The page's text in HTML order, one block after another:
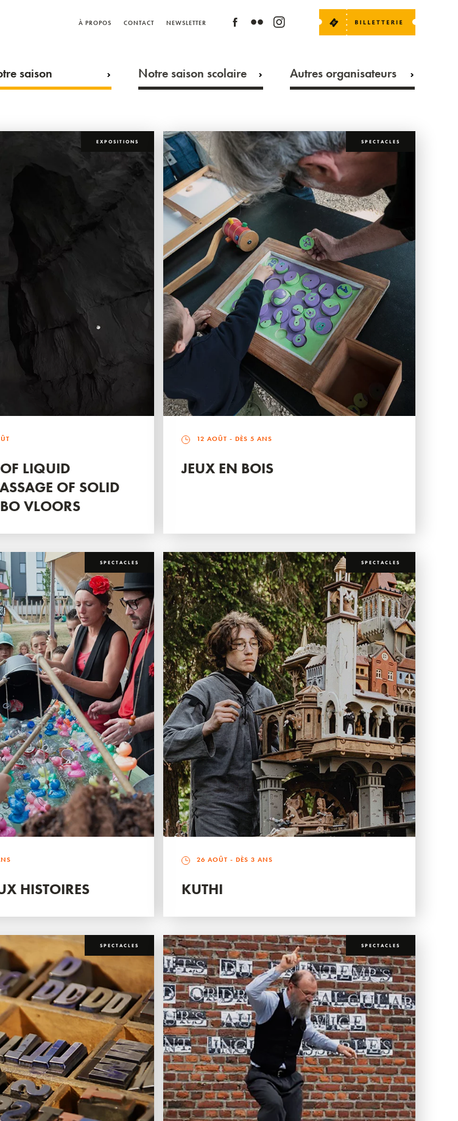
À PROPOS CONTACT NEWSLETTER
saison Notre saison scolaire Autres organisateurs
EXPOSITIONS
LIQUID
OF SOLID
VLOORS
SPECTACLES
12 AOÛT - DÈS 5 ANS
JEUX EN BOIS
SPECTACLES
HISTOIRES
SPECTACLES
26 AOÛT - DÈS 3 ANS
KUTHI
SPECTACLES SPECTACLES